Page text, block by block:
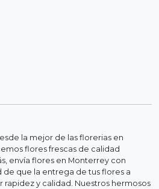
la mejor de las florerias en
flores frescas de calidad
envía flores en Monterrey con
de que la entrega de tus flores a
rapidez y calidad. Nuestros hermosos